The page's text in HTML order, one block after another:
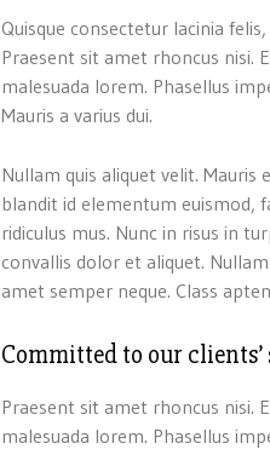
Quisque consectetur lacinia
Praesent sit amet rhoncus nisi.
malesuada lorem. Phasellus
Mauris a varius dui.
Nullam quis aliquet velit.
blandit id elementum euismod,
ridiculus mus. Nunc in risus in
convallis dolor et aliquet.
amet semper neque. Class
Committed to our clients’
Praesent sit amet rhoncus nisi.
malesuada lorem. Phasellus